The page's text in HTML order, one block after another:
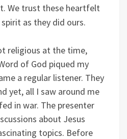
We trust these heartfelt
as they did ours.
religious at the time,
of God piqued my
a regular listener. They
yet, all I saw around me
in war. The presenter
about Jesus
topics. Before